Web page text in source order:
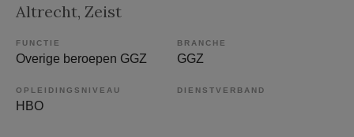
Altrecht, Zeist
FUNCTIE
Overige beroepen GGZ
BRANCHE
GGZ
OPLEIDINGSNIVEAU
HBO
DIENSTVERBAND